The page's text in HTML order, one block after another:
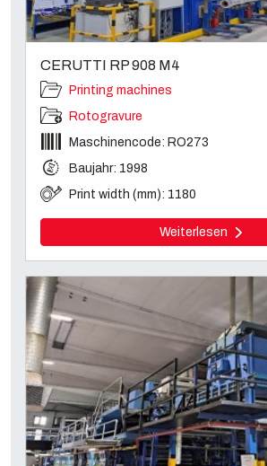
CERUTTI RP 908 M4
Printing machines
Rotogravure
Maschinencode: RO273
Baujahr: 1998
Print width (mm): 1180
Weiterlesen